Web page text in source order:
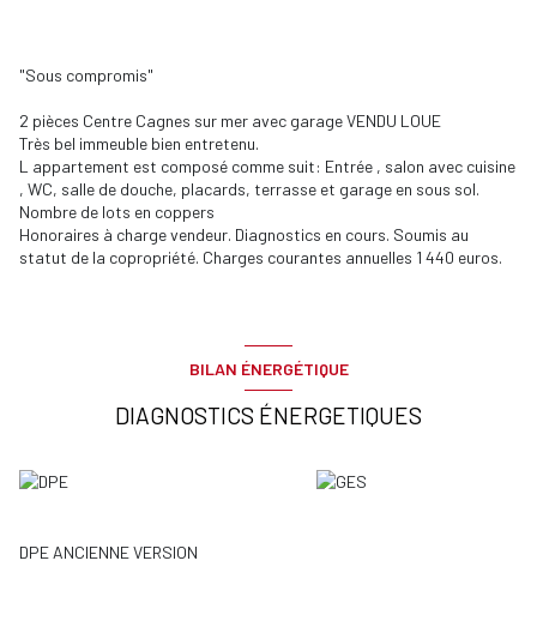
"Sous compromis"
2 pièces Centre Cagnes sur mer avec garage VENDU LOUE
Très bel immeuble bien entretenu.
L appartement est composé comme suit: Entrée , salon avec cuisine
, WC, salle de douche, placards, terrasse et garage en sous sol.
Nombre de lots en coppers
Honoraires à charge vendeur. Diagnostics en cours. Soumis au
statut de la copropriété. Charges courantes annuelles 1 440 euros.
BILAN ÉNERGÉTIQUE
DIAGNOSTICS ÉNERGETIQUES
DPE ANCIENNE VERSION